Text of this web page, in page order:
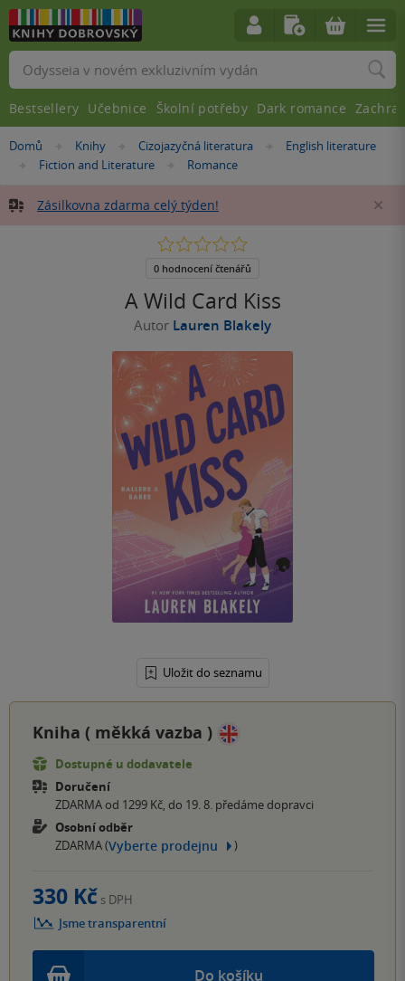
Nacházíte
Domů »Knihy »Cizojazyčná literatura »
English literature
»Fiction and Literature »
Romance
Zásilkovna zdarma celý týden!
A Wild Card Kiss
Autor Lauren Blakely
Uložit do seznamu
0.0
5
0 hodnocení čtenářů
Kniha ( měkká vazba )
Dostupné u dodavatele
Doručení
ZDARMA od 1299 Kč, do 19. 8. předáme dopravci
Osobní odběr
ZDARMA (Vyberte prodejnu )
Do košíku
330 Kč s DPH
Jsme transparentní
Vyhledávání
Bestsellery Učebnice Školní potřeby Dark romance